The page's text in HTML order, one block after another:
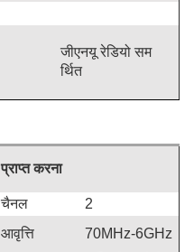
जीएनयू रेडियो सम
र्थित
प्राप्त करना
चैनल
2
आवृत्ति 70MHz-6GHz